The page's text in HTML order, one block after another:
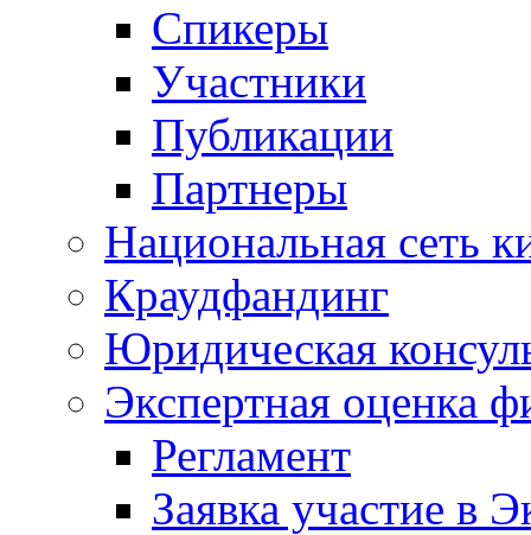
Спикеры
Участники
Публикации
Партнеры
Национальная сеть
Краудфандинг
Юридическая
Экспертная оценка
Регламент
Заявка участие в